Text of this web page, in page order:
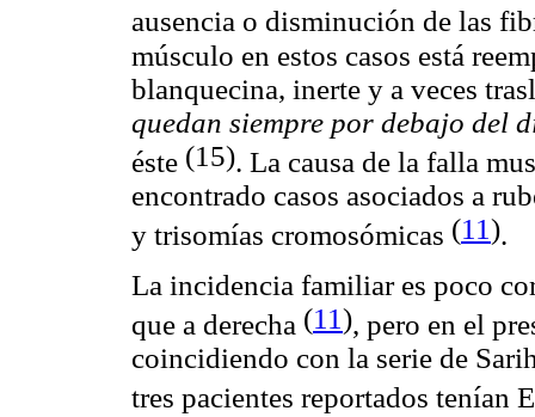
ausencia o disminución de las
músculo en estos casos está
blanquecina, inerte y a veces
quedan siempre por debajo del
éste (15). La causa de la falla
encontrado casos asociados a
y trisomías cromosómicas (11).
La incidencia familiar es poco
que a derecha (11), pero en el
coincidiendo con la serie de
tres pacientes reportados tenían